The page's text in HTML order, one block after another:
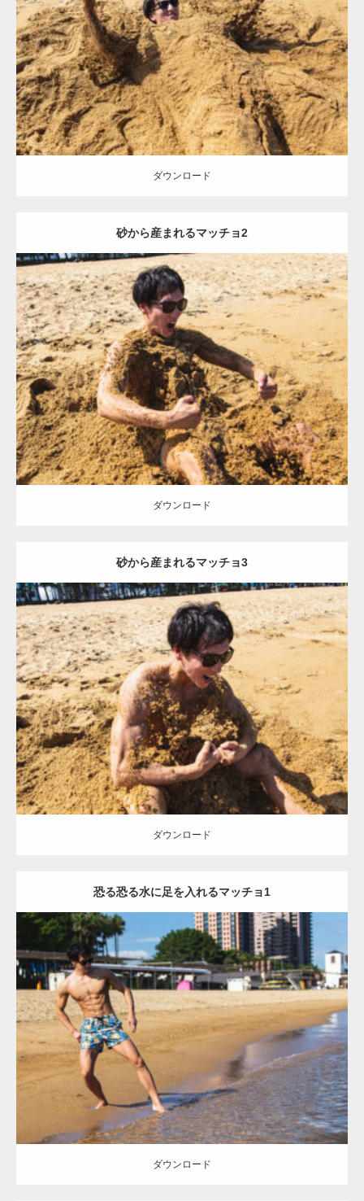
Category:海のマッチョ オレンジの人 AKIHITO(細マッチョ)
ダウンロード
ダウンロード
砂から産まれるマッチョ2
Update:2021.07.8
Category:海のマッチョ オレンジの人 AKIHITO(細マッチョ)
ダウンロード
ダウンロード
砂から産まれるマッチョ3
Update:2021.07.8
Category:海のマッチョ オレンジの人 AKIHITO(細マッチョ)
ダウンロード
ダウンロード
恐る恐る水に足を入れるマッチョ1
Update:2021.07.8
Category:海のマッチョ オレンジの人 AKIHITO(細マッチョ) 腹筋
ダウンロード
ダウンロード
【YouTube】マッチョフリー素材メンバーが
ギネス世界記録…